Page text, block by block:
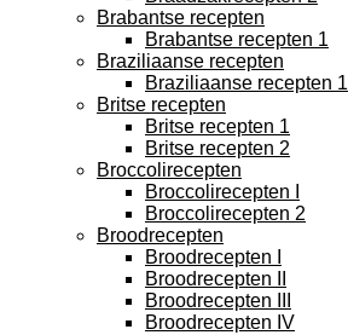
Brabantse recepten
Brabantse recepten 1
Braziliaanse recepten
Braziliaanse recepten 1
Britse recepten
Britse recepten 1
Britse recepten 2
Broccolirecepten
Broccolirecepten I
Broccolirecepten 2
Broodrecepten
Broodrecepten I
Broodrecepten II
Broodrecepten III
Broodrecepten IV